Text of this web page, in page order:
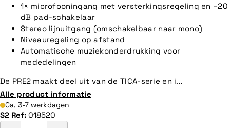
1× microfooningang met versterkingsregeling en –20
dB pad-schakelaar
Stereo lijnuitgang (omschakelbaar naar mono)
Niveauregeling op afstand
Automatische muziekonderdrukking voor
mededelingen
De PRE2 maakt deel uit van de TICA-serie en i...
Alle product informatie
Ca. 3-7 werkdagen
S2 Ref: 018520